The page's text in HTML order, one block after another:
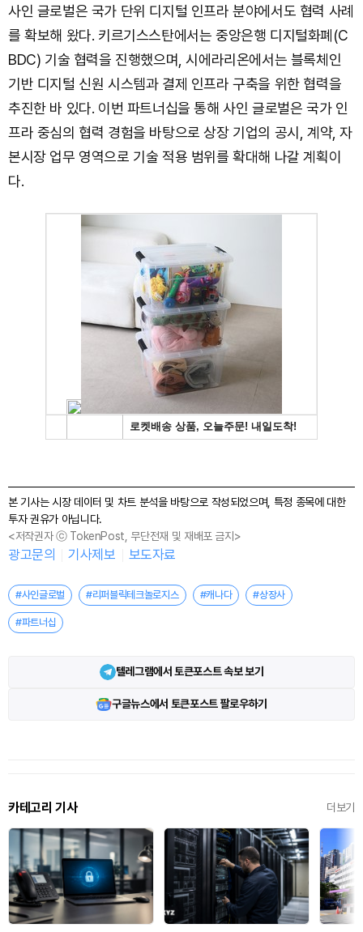
사인 글로벌은 국가 단위 디지털 인프라 분야에서도 협력 사례
를 확보해 왔다. 키르기스스탄에서는 중앙은행 디지털화폐(C
BDC) 기술 협력을 진행했으며, 시에라리온에서는 블록체인
기반 디지털 신원 시스템과 결제 인프라 구축을 위한 협력을
추진한 바 있다. 이번 파트너십을 통해 사인 글로벌은 국가 인
프라 중심의 협력 경험을 바탕으로 상장 기업의 공시, 계약, 자
본시장 업무 영역으로 기술 적용 범위를 확대해 나갈 계획이
다.
본 기사는 시장 데이터 및 차트 분석을 바탕으로 작성되었으며, 특정 종목에 대한
투자 권유가 아닙니다.
<저작권자 ⓒ TokenPost, 무단전재 및 재배포 금지>
광고문의 기사제보 보도자료
#사인글로벌 #리퍼블릭테크놀로지스 #캐나다 #상장사
#파트너십
텔레그램에서 토큰포스트 속보 보기
구글뉴스에서 토큰포스트 팔로우하기
카테고리 기사 더보기